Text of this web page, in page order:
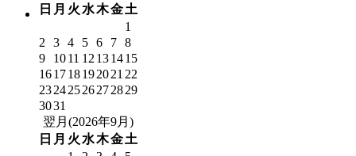
日 月 火 水木金土
1
2
3 4 5 6 7 8
9
1011 12 131415
161718192021 22
23242526272829
3031
翌月(2026年9月)
日 月 火 水木金土